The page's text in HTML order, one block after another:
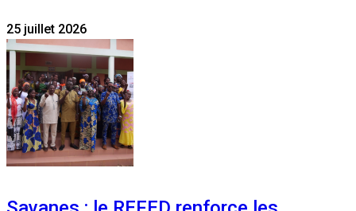
25 juillet 2026